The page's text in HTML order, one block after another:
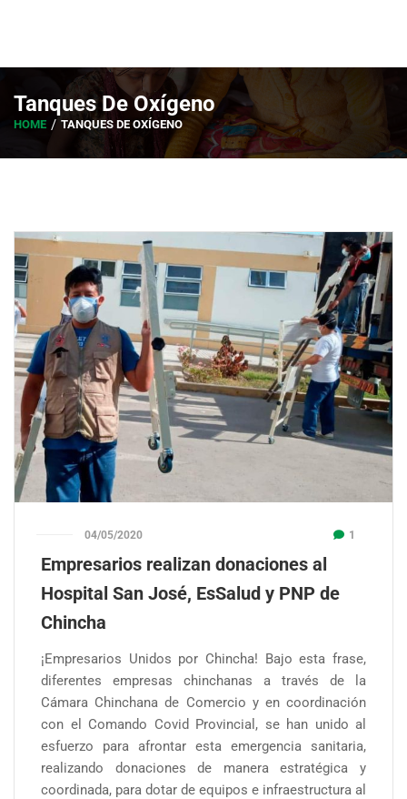
Tanques De Oxígeno
HOME TANQUES DE OXÍGENO
04/05/2020 1
Empresarios realizan donaciones al
Hospital San José, EsSalud y PNP de
Chincha
¡Empresarios Unidos por Chincha! Bajo esta frase,
diferentes empresas chinchanas a través de la
Cámara Chinchana de Comercio y en coordinación
con el Comando Covid Provincial, se han unido al
esfuerzo para afrontar esta emergencia sanitaria,
realizando donaciones de manera estratégica y
coordinada, para dotar de equipos e infraestructura al